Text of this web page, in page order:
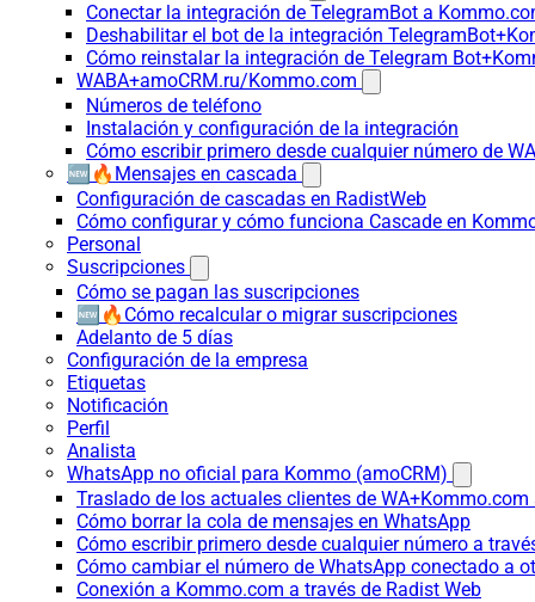
Conectar la integración de TelegramBot a
Deshabilitar el bot de la integración
Cómo reinstalar la integración de Telegram
WABA+amoCRM.ru/Kommo.com
Números de teléfono
Instalación y configuración de la integración
Cómo escribir primero desde cualquier número de
🆕🔥Mensajes en cascada
Configuración de cascadas en RadistWeb
Cómo configurar y cómo funciona Cascade en
Personal
Suscripciones
Cómo se pagan las suscripciones
🆕🔥Cómo recalcular o migrar suscripciones
Adelanto de 5 días
Configuración de la empresa
Etiquetas
Notificación
Perfil
Analista
WhatsApp no oficial para Kommo (amoCRM)
Traslado de los actuales clientes de
Cómo borrar la cola de mensajes en WhatsApp
Cómo escribir primero desde cualquier número a
Cómo cambiar el número de WhatsApp conectado a
Conexión a Kommo.com a través de Radist Web